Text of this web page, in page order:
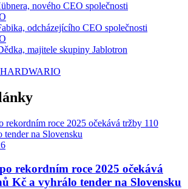
nového CEO společnosti
odcházejícího CEO společnosti
majitele skupiny Jablotron
HARDWARIO
rekordním roce 2025 očekává
Kč a vyhrálo tender na Slovensku